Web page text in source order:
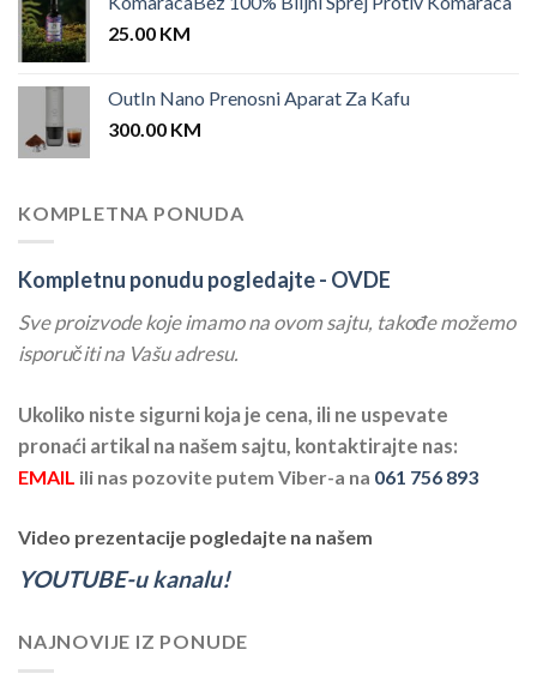
25.00 KM
OutIn Nano Prenosni Aparat Za Kafu
300.00 KM
KOMPLETNA PONUDA
Kompletnu ponudu pogledajte - OVDE
Sve proizvode koje imamo na ovom sajtu, takođe možemo
isporučiti na Vašu adresu.
Ukoliko niste sigurni koja je cena, ili ne uspevate
pronaći artikal na našem sajtu, kontaktirajte nas:
EMAIL ili nas pozovite putem Viber-a na 061 756 893
Video prezentacije pogledajte na našem
YOUTUBE-u kanalu!
NAJNOVIJE IZ PONUDE